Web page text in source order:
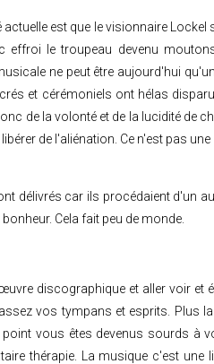
est que le visionnaire
effroi le troupeau devenu
ne peut être aujourd'hui
et cérémoniels ont hélas
de la volonté et de la lucidité de
de l'aliénation. Ce n'est pas
délivrés car ils procédaient d'un
Cela fait peu de monde.
discographique et aller voir et
vos tympans et esprits. Plus
vous êtes devenus sourds à
thérapie. La musique c'est une